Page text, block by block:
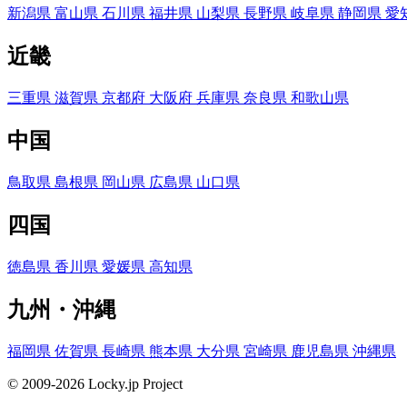
新潟県 富山県 石川県 福井県 山梨県 長野県 岐阜県 静岡県 愛
近畿
三重県 滋賀県 京都府 大阪府 兵庫県 奈良県 和歌山県
中国
鳥取県 島根県 岡山県 広島県 山口県
四国
徳島県 香川県 愛媛県 高知県
九州・沖縄
福岡県 佐賀県 長崎県 熊本県 大分県 宮崎県 鹿児島県 沖縄県
© 2009-2026 Locky.jp Project